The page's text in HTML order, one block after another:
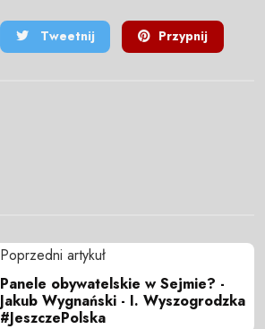
Tweetnij Przypnij
Poprzedni artykuł
Panele obywatelskie w Sejmie? -
Jakub Wygnański - I. Wyszogrodzka
#JeszczePolska